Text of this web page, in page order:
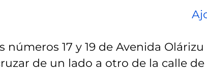
17 y 19 de Avenida
de un lado a otro de la calle